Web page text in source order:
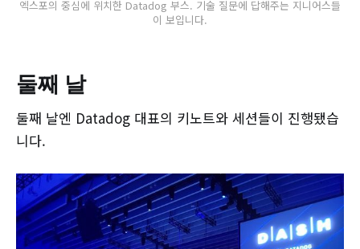
엑스포의 중심에 위치한 Datadog 부스. 기술 질문에 답해주는 지니어스들
이 보입니다.
둘째 날
둘째 날엔 Datadog 대표의 키노트와 세션들이 진행됐습
니다.